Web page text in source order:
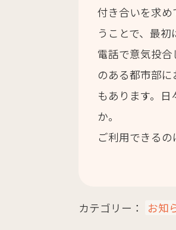
付き合いを求
うことで、最
電話で意気投
のある都市部
もあります。
か。
ご利用できる
カテゴリー： お知